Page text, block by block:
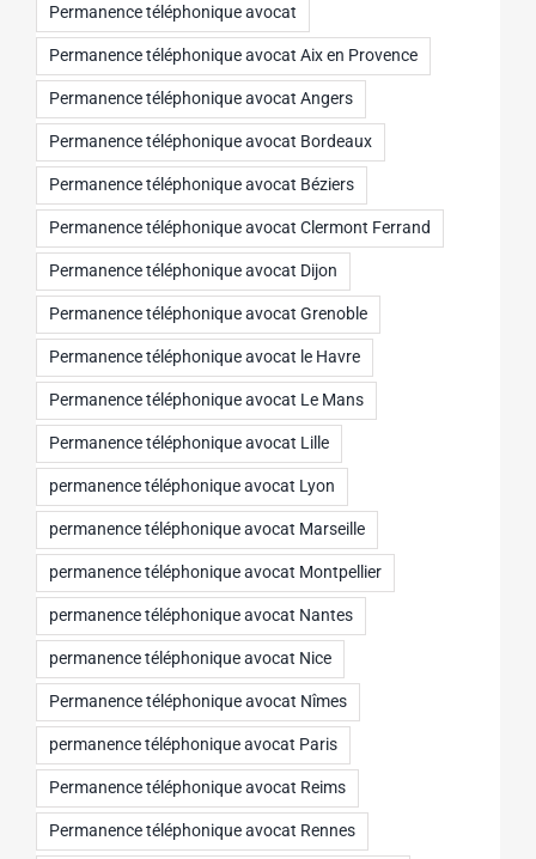
Permanence téléphonique avocat
Permanence téléphonique avocat Aix en Provence
Permanence téléphonique avocat Angers
Permanence téléphonique avocat Bordeaux
Permanence téléphonique avocat Béziers
Permanence téléphonique avocat Clermont Ferrand
Permanence téléphonique avocat Dijon
Permanence téléphonique avocat Grenoble
Permanence téléphonique avocat le Havre
Permanence téléphonique avocat Le Mans
Permanence téléphonique avocat Lille
permanence téléphonique avocat Lyon
permanence téléphonique avocat Marseille
permanence téléphonique avocat Montpellier
permanence téléphonique avocat Nantes
permanence téléphonique avocat Nice
Permanence téléphonique avocat Nîmes
permanence téléphonique avocat Paris
Permanence téléphonique avocat Reims
Permanence téléphonique avocat Rennes